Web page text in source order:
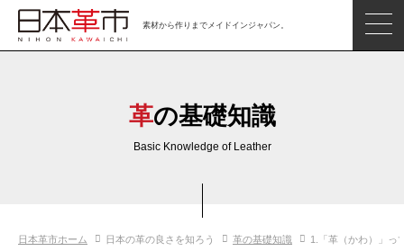
素材から作りまでメイドインジャパン。
革市通信
革の基礎知識
Basic Knowledge of Leather
日本革市ホーム 日本の革の良さを知ろう 革の基礎知識 1.「革（かわ）」っ